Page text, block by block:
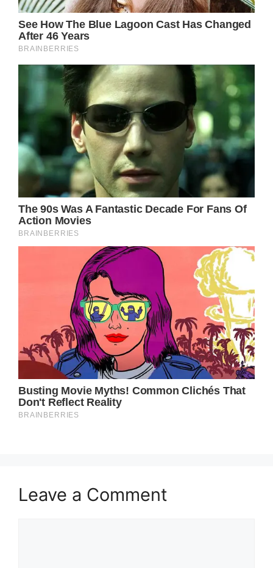
Leave a Comment